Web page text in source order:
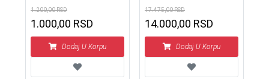
1.200,00 RSD
1.000,00 RSD
Dodaj U Korpu
17.475,00 RSD
14.000,00 RSD
Dodaj U Korpu